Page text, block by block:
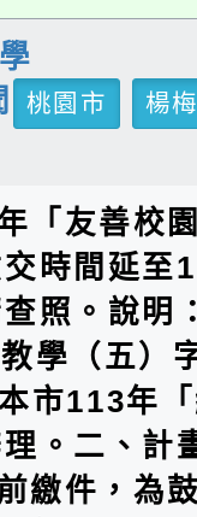
桃園市
楊
「友善校
時間延至
照。說明
學（五）
市113年
。二、計
繳件，為